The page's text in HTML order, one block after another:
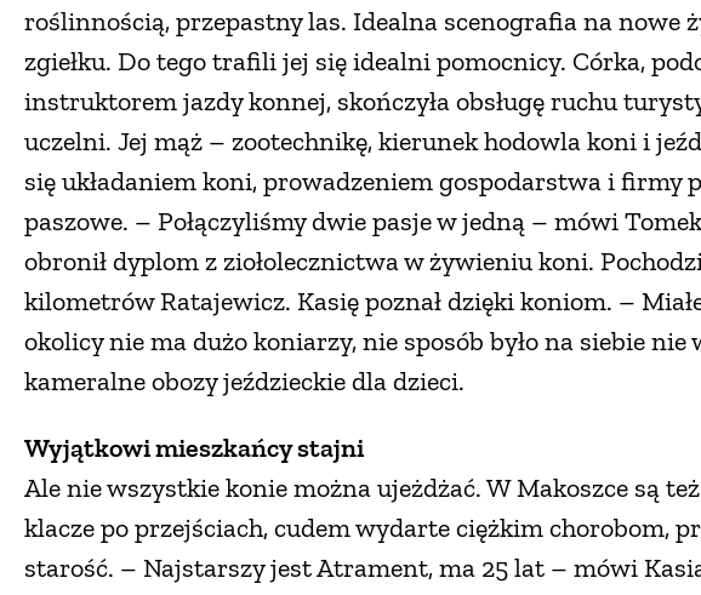
roślinnością, przepastny las. Idealna scenografia na nowe
zgiełku. Do tego trafili jej się idealni pomocnicy. Córka,
instruktorem jazdy konnej, skończyła obsługę ruchu
uczelni. Jej mąż – zootechnikę, kierunek hodowla koni i
się układaniem koni, prowadzeniem gospodarstwa i firmy
paszowe. – Połączyliśmy dwie pasje w jedną – mówi
obronił dyplom z ziołolecznictwa w żywieniu koni.
kilometrów Ratajewicz. Kasię poznał dzięki koniom. –
okolicy nie ma dużo koniarzy, nie sposób było na siebie
kameralne obozy jeździeckie dla dzieci.
Wyjątkowi mieszkańcy stajni
Ale nie wszystkie konie można ujeżdżać. W Makoszce są
klacze po przejściach, cudem wydarte ciężkim chorobom,
starość. – Najstarszy jest Atrament, ma 25 lat – mówi Kasia.